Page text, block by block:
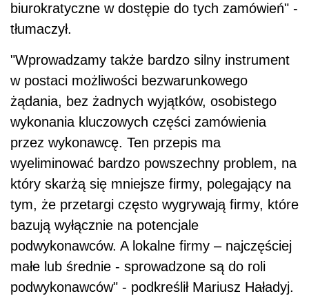
biurokratyczne w dostępie do tych zamówień" -
tłumaczył.
"Wprowadzamy także bardzo silny instrument
w postaci możliwości bezwarunkowego
żądania, bez żadnych wyjątków, osobistego
wykonania kluczowych części zamówienia
przez wykonawcę. Ten przepis ma
wyeliminować bardzo powszechny problem, na
który skarżą się mniejsze firmy, polegający na
tym, że przetargi często wygrywają firmy, które
bazują wyłącznie na potencjale
podwykonawców. A lokalne firmy – najczęściej
małe lub średnie - sprowadzone są do roli
podwykonawców" - podkreślił Mariusz Haładyj.